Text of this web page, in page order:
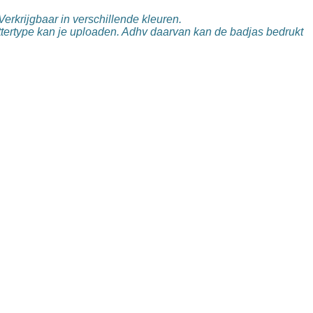
in verschillende kleuren.
kan je uploaden. Adhv daarvan kan de badjas bedrukt